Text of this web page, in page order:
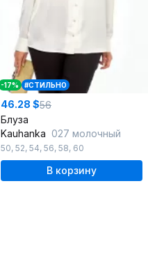
-17% #СТИЛЬНО
46.28 $56
Блуза
Kauhanka 027 молочный
50, 52, 54, 56, 58, 60
В корзину